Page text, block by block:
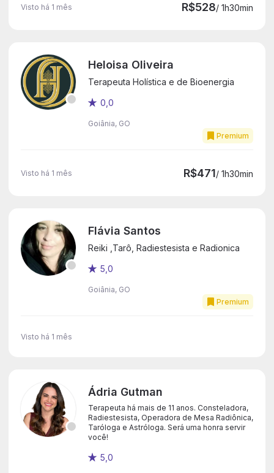
Visto há 1 mês R$528/ 1h30min
Premium
Heloisa Oliveira
Terapeuta Holística e de Bioenergia
0,0
Goiânia, GO
Visto há 1 mês R$471/ 1h30min
Premium
Flávia Santos
Reiki ,Tarô, Radiestesista e Radionica
5,0
Goiânia, GO
Visto há 1 mês
Ádria Gutman
Terapeuta há mais de 11 anos. Consteladora,
Radiestesista, Operadora de Mesa Radiônica,
Taróloga e Astróloga. Será uma honra servir
você!
5,0